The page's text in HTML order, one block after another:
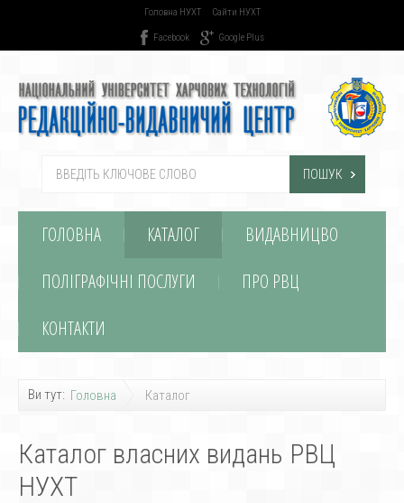
Головна НУХТ Сайти НУХТ
Facebook Google Plus
ПОШУК
ГОЛОВНА КАТАЛОГ
ВИДАВНИЦВО
ПОЛІГРАФІЧНІ ПОСЛУГИ
ПРО РВЦ
КОНТАКТИ
Ви тут: Головна Каталог
Каталог власних видань РВЦ
НУХТ